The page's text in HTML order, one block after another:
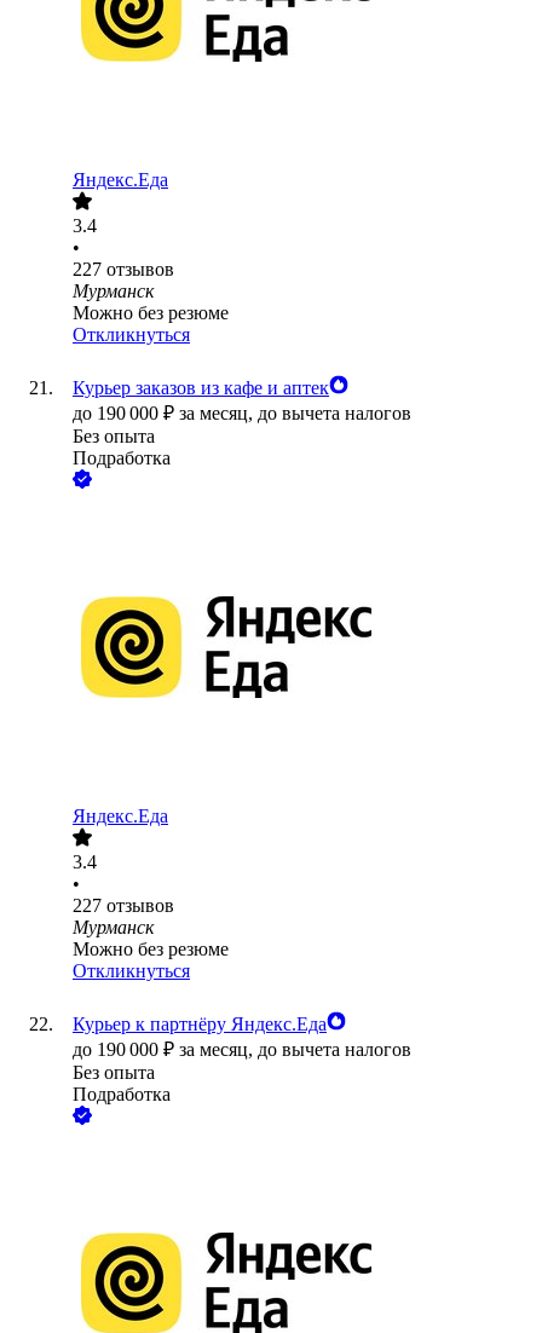
Яндекс.Еда
3.4
•
227 отзывов
Мурманск
Можно без резюме
Откликнуться
Курьер заказов из кафе и аптек
до 190 000 ₽ за месяц, до вычета налогов
Без опыта
Подработка
Яндекс.Еда
3.4
•
227 отзывов
Мурманск
Можно без резюме
Откликнуться
Курьер к партнёру Яндекс.Еда
до 190 000 ₽ за месяц, до вычета налогов
Без опыта
Подработка